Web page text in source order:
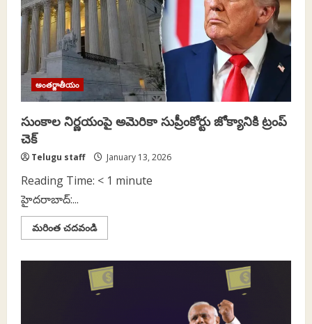
అంతర్జాతీయం
సుంకాల నిర్ణయంపై అమెరికా సుప్రీంకోర్టు జోక్యానికి ట్రంప్‌
చెక్‌
Telugu staff January 13, 2026
Reading Time: < 1 minute
హైదరాబాద్‌:...
మరింత చదవండిRead
more
నిర్ణయంపై
అమెరికా
సుప్రీంకోర్టు
జోక్యానికి